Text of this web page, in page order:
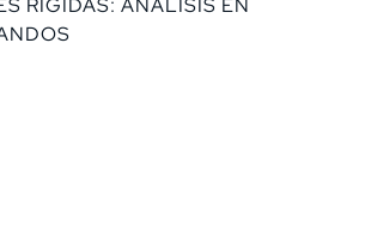
enfoque técnico y comparativo,
a elegir la mejor solución geotécnica